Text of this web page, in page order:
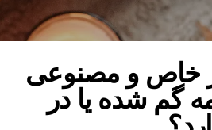
خاص و مصنوعی
گم شده یا در